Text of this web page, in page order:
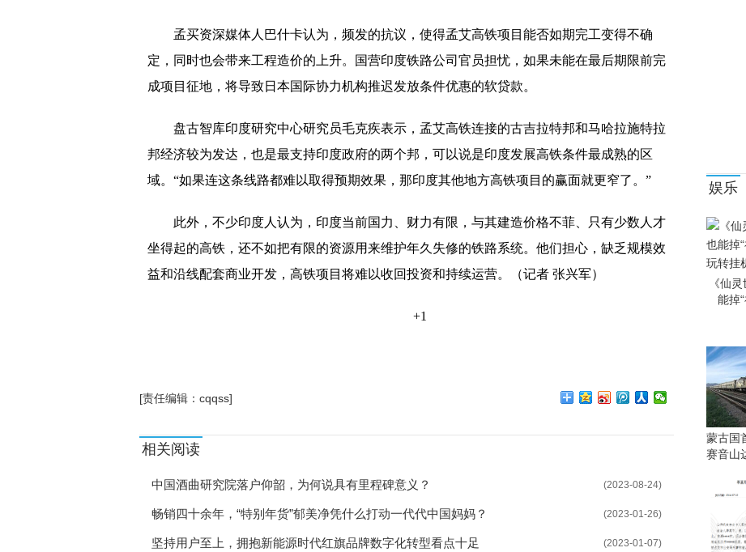
孟买资深媒体人巴什卡认为，频发的抗议，使得孟艾高铁项目能否如期完工变得不确
定，同时也会带来工程造价的上升。国营印度铁路公司官员担忧，如果未能在最后期限前完
成项目征地，将导致日本国际协力机构推迟发放条件优惠的软贷款。
盘古智库印度研究中心研究员毛克疾表示，孟艾高铁连接的古吉拉特邦和马哈拉施特拉
邦经济较为发达，也是最支持印度政府的两个邦，可以说是印度发展高铁条件最成熟的区
域。“如果连这条线路都难以取得预期效果，那印度其他地方高铁项目的赢面就更窄了。”
此外，不少印度人认为，印度当前国力、财力有限，与其建造价格不菲、只有少数人才
坐得起的高铁，还不如把有限的资源用来维护年久失修的铁路系统。他们担心，缺乏规模效
益和沿线配套商业开发，高铁项目将难以收回投资和持续运营。（记者 张兴军）
+1
[责任编辑：cqqss]
相关阅读
(2023-08-24)
中国酒曲研究院落户仰韶，为何说具有里程碑意义？
(2023-01-26)
畅销四十余年，“特别年货”郁美净凭什么打动一代代中国妈妈？
(2023-01-07)
坚持用户至上，拥抱新能源时代红旗品牌数字化转型看点十足
娱乐
《仙
能掉
蒙古国
赛音山